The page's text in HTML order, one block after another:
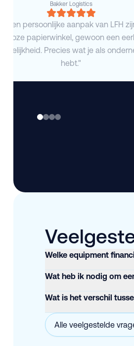
Bakker Logistics
en persoonlijke aanpak van LFH
papierwinkel, gewoon een
Precies wat je als
hebt."
Welke equipment
Wat heb ik nodig om
Wat is het verschil
Alle veelgestelde